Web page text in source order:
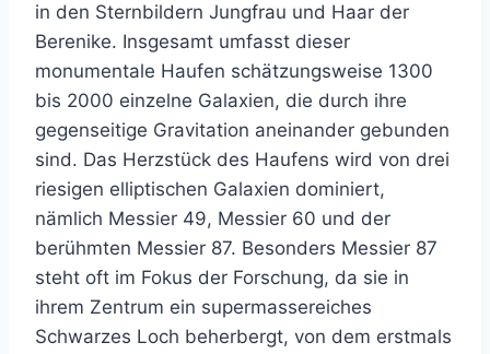
in den Sternbildern Jungfrau und Haar der
Berenike. Insgesamt umfasst dieser
monumentale Haufen schätzungsweise 1300
bis 2000 einzelne Galaxien, die durch ihre
gegenseitige Gravitation aneinander gebunden
sind. Das Herzstück des Haufens wird von drei
riesigen elliptischen Galaxien dominiert,
nämlich Messier 49, Messier 60 und der
berühmten Messier 87. Besonders Messier 87
steht oft im Fokus der Forschung, da sie in
ihrem Zentrum ein supermassereiches
Schwarzes Loch beherbergt, von dem erstmals